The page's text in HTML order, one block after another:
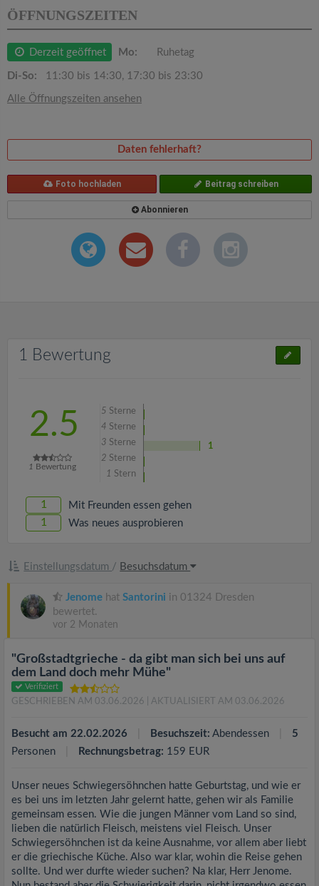
ÖFFNUNGSZEITEN
Derzeit geöffnet Mo: Ruhetag
Di-So: 11:30 bis 14:30, 17:30 bis 23:30
Alle Öffnungszeiten ansehen
Daten fehlerhaft?
Foto hochladen Beitrag schreiben
Abonnieren
1 Bewertung
2.5
1 Bewertung
5 Sterne
4 Sterne
3 Sterne
1
2 Sterne
1 Stern
1 Mit Freunden essen gehen
1 Was neues ausprobieren
Einstellungsdatum / Besuchsdatum
Jenome hat Santorini in 01324 Dresden
bewertet.
vor 2 Monaten
"Großstadtgrieche - da gibt man sich bei uns auf
dem Land doch mehr Mühe"
Verifiziert
GESCHRIEBEN AM 03.06.2026 | AKTUALISIERT AM 03.06.2026
Besucht am 22.02.2026 Besuchszeit: Abendessen
5
Personen
Rechnungsbetrag: 159 EUR
Unser neues Schwiegersöhnchen hatte Geburtstag, und wie er
es bei uns im letzten Jahr gelernt hatte, gehen wir als Familie
gemeinsam essen. Wie die jungen Männer vom Land so sind,
lieben die natürlich Fleisch, meistens viel Fleisch. Unser
Schwiegersöhnchen ist da keine Ausnahme, vor allem aber liebt
er die griechische Küche. Also war klar, wohin die Reise gehen
sollte. Und wer durfte wieder suchen? Na klar, Herr Jenome.
a
t
n